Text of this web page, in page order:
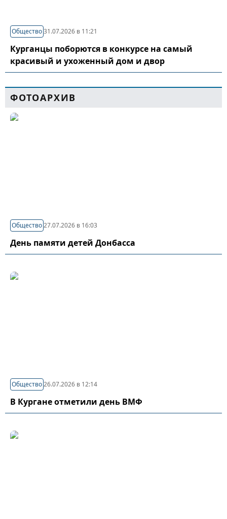
Общество31.07.2026 в 11:21
Курганцы поборются в конкурсе на самый
красивый и ухоженный дом и двор
ФОТОАРХИВ
Общество27.07.2026 в 16:03
День памяти детей Донбасса
Общество26.07.2026 в 12:14
В Кургане отметили день ВМФ